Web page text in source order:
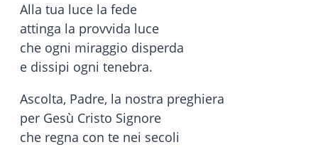
Alla tua luce la fede
attinga la provvida luce
che ogni miraggio disperda
e dissipi ogni tenebra.
Ascolta, Padre, la nostra preghiera
per Gesù Cristo Signore
che regna con te nei secoli